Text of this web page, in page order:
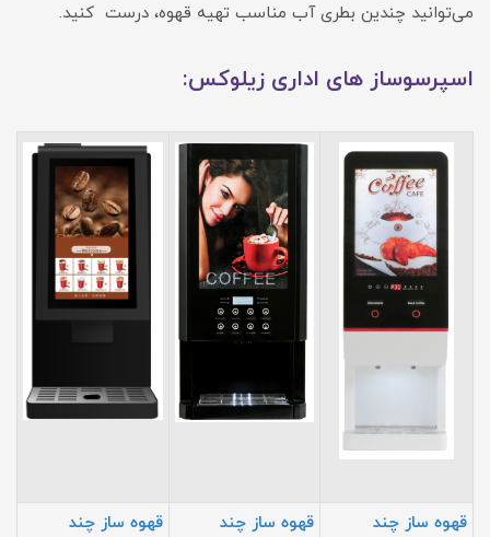
می‌توانید چندین بطری آب مناسب تهیه قهوه، درست کنید.
اسپرسوساز های اداری زیلوکس:
قهوه ساز چند
قهوه ساز چند
قهوه ساز چند